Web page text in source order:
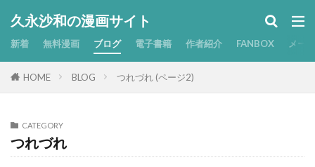
久永沙和の漫画サイト
新着 無料漫画 ブログ 電子書籍 作者紹介 FANBOX メール
HOME BLOG つれづれ (ページ2)
CATEGORY
つれづれ